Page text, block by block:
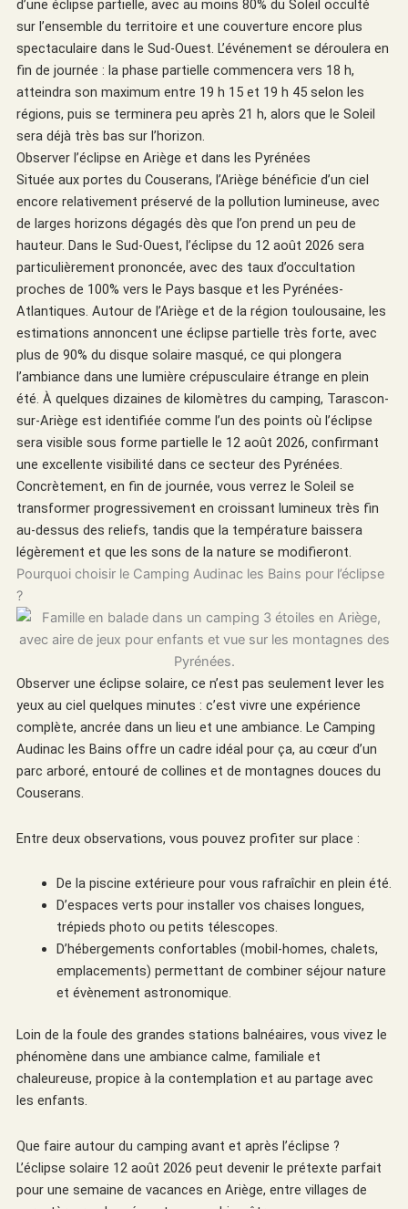
d’une éclipse partielle, avec au moins 80% du Soleil occulté
sur l’ensemble du territoire et une couverture encore plus
spectaculaire dans le Sud-Ouest. L’événement se déroulera en
fin de journée : la phase partielle commencera vers 18 h,
atteindra son maximum entre 19 h 15 et 19 h 45 selon les
régions, puis se terminera peu après 21 h, alors que le Soleil
sera déjà très bas sur l’horizon.
Observer l’éclipse en Ariège et dans les Pyrénées
Située aux portes du Couserans, l’Ariège bénéficie d’un ciel
encore relativement préservé de la pollution lumineuse, avec
de larges horizons dégagés dès que l’on prend un peu de
hauteur. Dans le Sud-Ouest, l’éclipse du 12 août 2026 sera
particulièrement prononcée, avec des taux d’occultation
proches de 100% vers le Pays basque et les Pyrénées-
Atlantiques. Autour de l’Ariège et de la région toulousaine, les
estimations annoncent une éclipse partielle très forte, avec
plus de 90% du disque solaire masqué, ce qui plongera
l’ambiance dans une lumière crépusculaire étrange en plein
été. À quelques dizaines de kilomètres du camping, Tarascon-
sur-Ariège est identifiée comme l’un des points où l’éclipse
sera visible sous forme partielle le 12 août 2026, confirmant
une excellente visibilité dans ce secteur des Pyrénées.
Concrètement, en fin de journée, vous verrez le Soleil se
transformer progressivement en croissant lumineux très fin
au-dessus des reliefs, tandis que la température baissera
légèrement et que les sons de la nature se modifieront.
Pourquoi choisir le Camping Audinac les Bains pour l’éclipse
?
Observer une éclipse solaire, ce n’est pas seulement lever les
yeux au ciel quelques minutes : c’est vivre une expérience
complète, ancrée dans un lieu et une ambiance. Le Camping
Audinac les Bains offre un cadre idéal pour ça, au cœur d’un
parc arboré, entouré de collines et de montagnes douces du
Couserans.
Entre deux observations, vous pouvez profiter sur place :
De la piscine extérieure pour vous rafraîchir en plein été.
D’espaces verts pour installer vos chaises longues,
trépieds photo ou petits télescopes.
D’hébergements confortables (mobil-homes, chalets,
emplacements) permettant de combiner séjour nature
et évènement astronomique.
Loin de la foule des grandes stations balnéaires, vous vivez le
phénomène dans une ambiance calme, familiale et
chaleureuse, propice à la contemplation et au partage avec
les enfants.
Que faire autour du camping avant et après l’éclipse ?
L’éclipse solaire 12 août 2026 peut devenir le prétexte parfait
pour une semaine de vacances en Ariège, entre villages de